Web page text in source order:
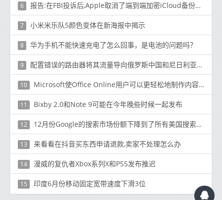
6 报告:在FBI投诉后,Apple取消了端到端加密iCloud备份的计划
7 小米米乐队5颜色变体在新海报中揭示
8 华为手机不能快速充电了怎么回事，是电池的问题吗？
9 配置错误的路由器将其流量导向俄罗斯中国和尼日利亚的网络
10 Microsoft使Office Online用户可以更轻松地制作内容而无需切换浏览器选项卡
11 Bixby 2.0和Note 9可能在今年晚些时候一起发布
12 12月份Google的搜索市场份额下降到了所有美国搜索推荐量的75.2%
13 来看看在抖音买东西申请退款,卖家不处理怎么办
14 漫威的复仇者Xbox系列X和PS5发布推迟
15 印度6月份移动固定宽带速度下滑3位